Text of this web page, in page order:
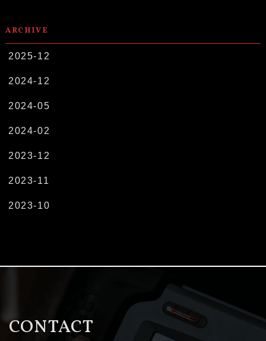
ARCHIVE
2025-12
2024-12
2024-05
2024-02
2023-12
2023-11
2023-10
CONTACT